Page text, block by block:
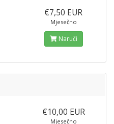
€7,50 EUR
Mjesečno
Naruči
€10,00 EUR
Mjesečno